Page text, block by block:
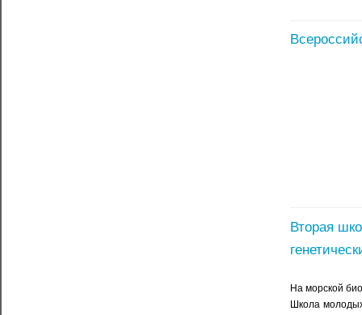
Вторая
На морской
Школа